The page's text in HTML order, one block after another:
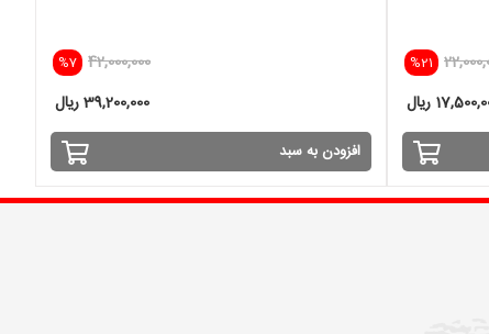
%21
ریال
%7 42,000,000
39,200,000 ریال
افزودن به سبد